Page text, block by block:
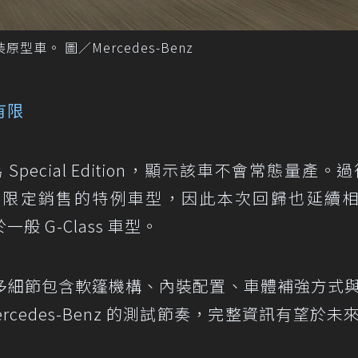
型車。 圖／Mercedes-Benz
限
Edition，顯示該車不會常態量產。過
定銷售的特例車型，因此本次回歸也延續
般 G-Class 車型。
節包含軟篷機構、內裝配置、車體補強方式
Benz 的測試節奏，完整資訊有望於未